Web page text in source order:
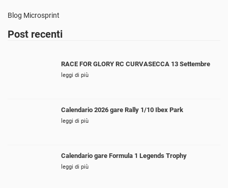
Blog Microsprint
Post recenti
RACE FOR GLORY RC CURVASECCA 13 Settembre
leggi di più
Calendario 2026 gare Rally 1/10 Ibex Park
leggi di più
Calendario gare Formula 1 Legends Trophy
leggi di più